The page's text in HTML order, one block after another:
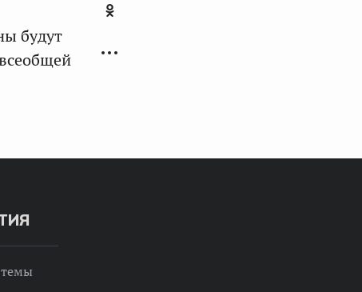
будут